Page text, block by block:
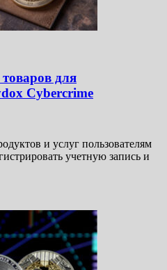
для
Cybercrime
и услуг пользователям
учетную запись и